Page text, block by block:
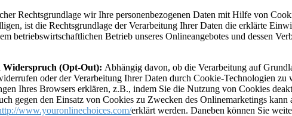
Rechtsgrundlage wir Ihre personenbezogenen Daten mit Hilfe von
ist die Rechtsgrundlage der Verarbeitung Ihrer Daten die erklärte
betriebswirtschaftlichen Betrieb unseres Onlineangebotes und dessen
Widerspruch (Opt-Out): Abhängig davon, ob die Verarbeitung auf
oder der Verarbeitung Ihrer Daten durch Cookie-Technologien zu
Ihres Browsers erklären, z.B., indem Sie die Nutzung von Cookies
gegen den Einsatz von Cookies zu Zwecken des Onlinemarketings
www.youronlinechoices.com/erklärt werden. Daneben können Sie